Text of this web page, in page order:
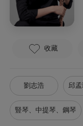
收藏
劉志浩 邱
豎琴、中提琴、鋼琴